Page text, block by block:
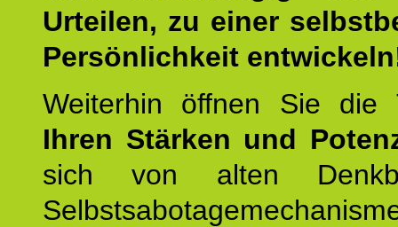
Urteilen, zu einer
Persönlichkeit
Weiterhin öffnen Sie
Ihren Stärken und
sich von alten